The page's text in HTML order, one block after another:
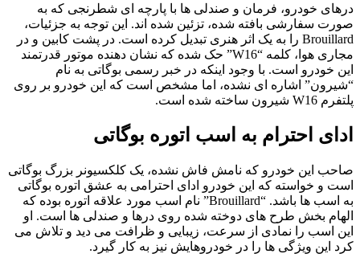
درهای خودرو، فرمان و صندلی ها با پارچه ای شطرنجی که به
صورت سفارشی بافته شده، تزئین شده اند. این توجه به جزئیات،
Brouillard را به یک اثر هنری تبدیل کرده است. در پشت کابین و در
مجاری هوا، کلمه “W16” حک شده که نشان دهنده موتور قدرتمند
این خودرو است. با وجود اینکه در خبر رسمی بوگاتی به نام
“شیرون” اشاره ای نشده، اما مشخص است که این خودرو بر روی
پلتفرم W16 شیرون ساخته شده است.
ادای احترام به اسب اتوره بوگاتی
صاحب این خودرو که نامش فاش نشده، یک کلکسیونر بزرگ بوگاتی
است و خواسته که این خودرو ادای احترامی به عشق اتوره بوگاتی
به اسب ها باشد. “Brouillard” نام اسب مورد علاقه اتوره بوده که
الهام بخش طرح های دوخته شده روی درها و صندلی ها است. او
این اسب را نمادی از سرعت، زیبایی و ظرافت می دید و تلاش می
کرد این ویژگی ها را در خودروهایش نیز به کار گیرد.